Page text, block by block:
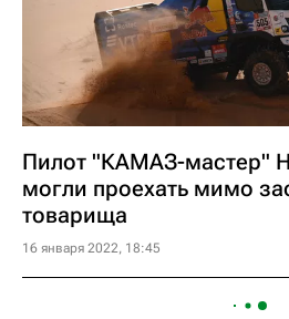
Пилот "КАМАЗ-мастер"
могли проехать мимо
товарища
16 января 2022, 18:45